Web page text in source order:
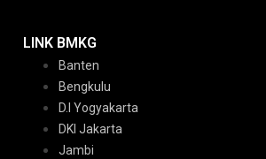
LINK BMKG
Banten
Bengkulu
D.I Yogyakarta
DKI Jakarta
Jambi